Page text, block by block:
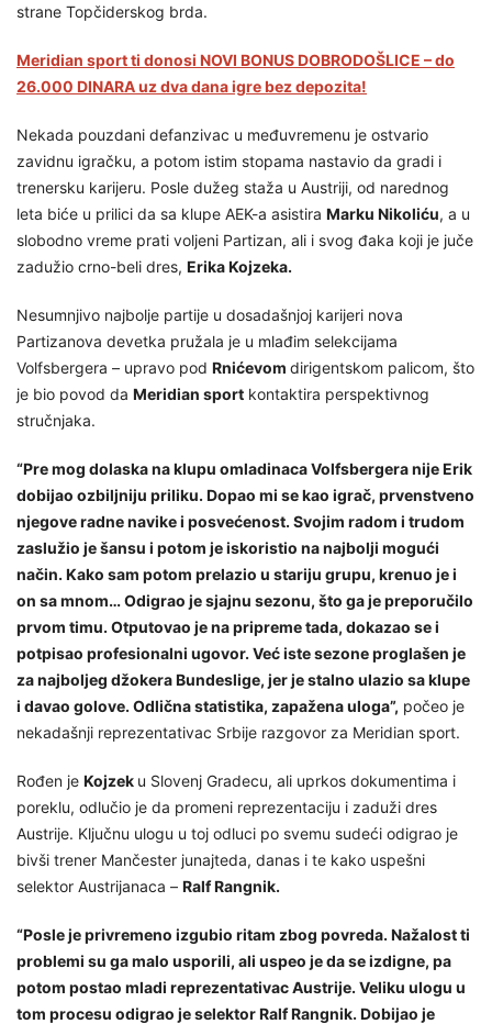
strane Topčiderskog brda.
Meridian sport ti donosi NOVI BONUS DOBRODOŠLICE – do
26.000 DINARA uz dva dana igre bez depozita!
Nekada pouzdani defanzivac u međuvremenu je ostvario
zavidnu igračku, a potom istim stopama nastavio da gradi i
trenersku karijeru. Posle dužeg staža u Austriji, od narednog
leta biće u prilici da sa klupe AEK-a asistira Marku Nikoliću, a u
slobodno vreme prati voljeni Partizan, ali i svog đaka koji je juče
zadužio crno-beli dres, Erika Kojzeka.
Nesumnjivo najbolje partije u dosadašnjoj karijeri nova
Partizanova devetka pružala je u mlađim selekcijama
Volfsbergera – upravo pod Rnićevom dirigentskom palicom, što
je bio povod da Meridian sport kontaktira perspektivnog
stručnjaka.
“Pre mog dolaska na klupu omladinaca Volfsbergera nije Erik
dobijao ozbiljniju priliku. Dopao mi se kao igrač, prvenstveno
njegove radne navike i posvećenost. Svojim radom i trudom
zaslužio je šansu i potom je iskoristio na najbolji mogući
način. Kako sam potom prelazio u stariju grupu, krenuo je i
on sa mnom… Odigrao je sjajnu sezonu, što ga je preporučilo
prvom timu. Otputovao je na pripreme tada, dokazao se i
potpisao profesionalni ugovor. Već iste sezone proglašen je
za najboljeg džokera Bundeslige, jer je stalno ulazio sa klupe
i davao golove. Odlična statistika, zapažena uloga”, počeo je
nekadašnji reprezentativac Srbije razgovor za Meridian sport.
Rođen je Kojzek u Slovenj Gradecu, ali uprkos dokumentima i
poreklu, odlučio je da promeni reprezentaciju i zaduži dres
Austrije. Ključnu ulogu u toj odluci po svemu sudeći odigrao je
bivši trener Mančester junajteda, danas i te kako uspešni
selektor Austrijanaca – Ralf Rangnik.
“Posle je privremeno izgubio ritam zbog povreda. Nažalost ti
problemi su ga malo usporili, ali uspeo je da se izdigne, pa
potom postao mladi reprezentativac Austrije. Veliku ulogu u
tom procesu odigrao je selektor Ralf Rangnik. Dobijao je